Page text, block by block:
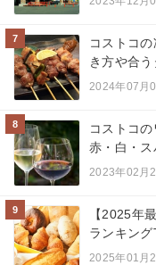
7
コストコ
き方や合う
2024年07月
8
コストコ
赤・白・ス
2023年02月
9
【2025年
ランキング
2025年01月